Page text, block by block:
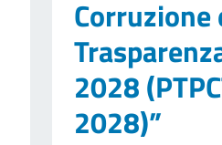
Corruzione
2028
2028)”